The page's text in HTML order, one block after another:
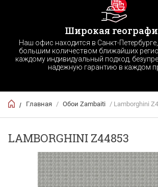
Широкая
Наш офис находится в Санкт-
большим количеством ближайших
каждому индивидуальный подход,
надежную гарантию в каждом
/ Главная / Обои Zambaiti / Lamborghini
LAMBORGHINI Z44853